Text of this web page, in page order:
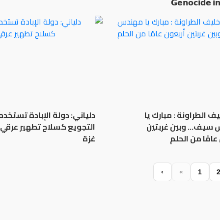
الطراونة : مبارك يا
وبين غربتين
من الحلم
دلياني: دولة الإبادة
التجويع كسلاح تطهير
غزة
‹ « 1 2